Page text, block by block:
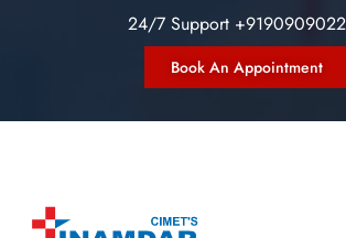
24/7 Support
Book An Appointment